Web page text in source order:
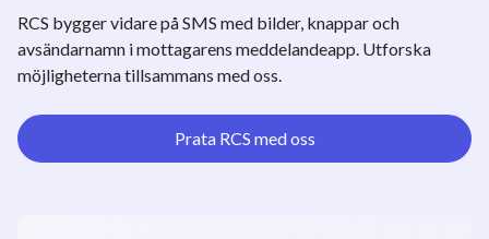
RCS bygger vidare på SMS med bilder, knappar och
avsändarnamn i mottagarens meddelandeapp. Utforska
möjligheterna tillsammans med oss.
Prata RCS med oss